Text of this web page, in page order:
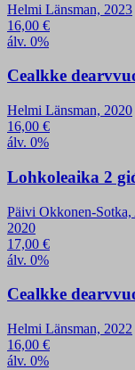
Helmi Länsman, 2023
16,00 €
álv. 0%
Cealkke
Helmi Länsman, 2020
16,00 €
álv. 0%
Lohkoleaika 2
Päivi Okkonen-
2020
17,00 €
álv. 0%
Cealkke
Helmi Länsman, 2022
16,00 €
álv. 0%